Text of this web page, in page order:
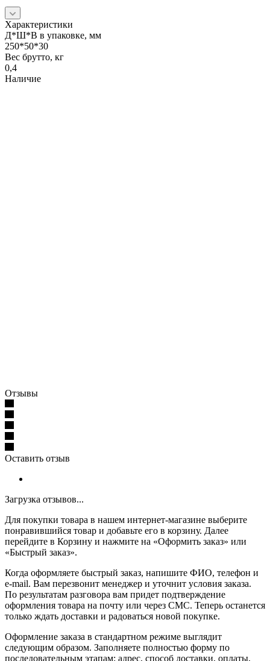
Характеристики
Д*Ш*В в упаковке, мм
250*50*30
Вес брутто, кг
0,4
Наличие
Отзывы
Оставить отзыв
Загрузка отзывов...
Для покупки товара в нашем интернет-магазине выберите
понравившийся товар и добавьте его в корзину. Далее
перейдите в Корзину и нажмите на «Оформить заказ» или
«Быстрый заказ».
Когда оформляете быстрый заказ, напишите ФИО, телефон и
e-mail. Вам перезвонит менеджер и уточнит условия заказа.
По результатам разговора вам придет подтверждение
оформления товара на почту или через СМС. Теперь останется
только ждать доставки и радоваться новой покупке.
Оформление заказа в стандартном режиме выглядит
следующим образом. Заполняете полностью форму по
последовательным этапам: адрес, способ доставки, оплаты,